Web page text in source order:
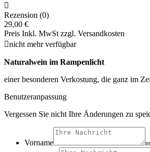

Rezension (0)
29,00 €
Preis Inkl. MwSt zzgl. Versandkosten
nicht mehr verfügbar
Naturalwein im Rampenlicht
einer besonderen Verkostung, die ganz im
Benutzeranpassung
Vergessen Sie nicht Ihre Änderungen zu
Vorname